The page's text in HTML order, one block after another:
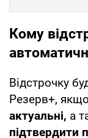
Кому
Відстрочку
Резерв+, якщо
актуальні, а
підтвердити